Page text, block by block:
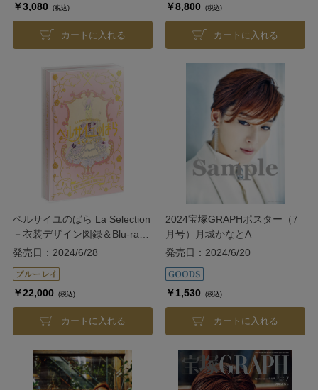
￥3,080 (税込)
カートに入れる
￥8,800 (税込)
カートに入れる
ベルサイユのばら La Selection
－衣装デザイン図録＆Blu-ray
－
発売日：2024/6/28
￥22,000 (税込)
カートに入れる
2024宝塚GRAPHポスター（7
月号）月城かなとA
発売日：2024/6/20
￥1,530 (税込)
カートに入れる